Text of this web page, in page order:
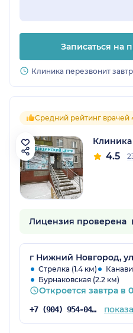
Записаться на
Клиника перезвонит
Средний рейтинг врачей
4.5
Лицензия проверена
г Нижний Новгород,
Стрелка (1.4 км)
Бурнаковская (2.2 км)
Откроется завтра в
+7 (904) 954-04-36